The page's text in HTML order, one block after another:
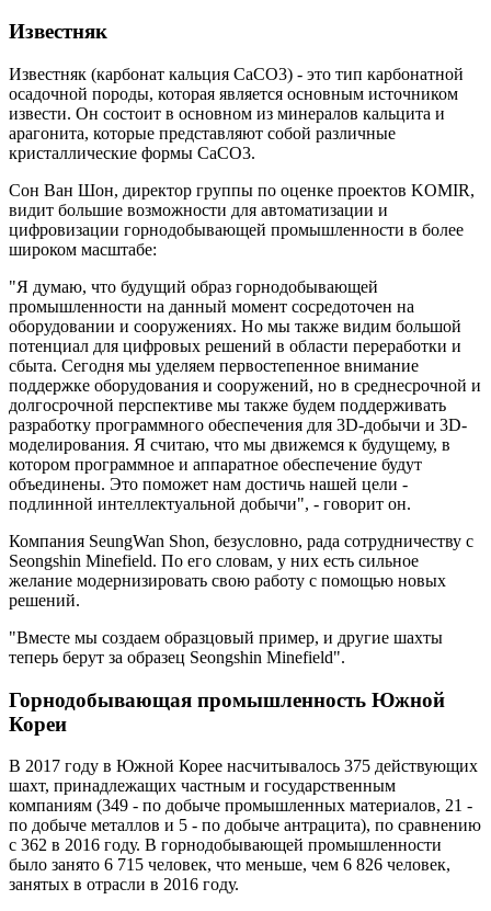
Известняк
Известняк (карбонат кальция CaCO3) - это тип карбонатной
осадочной породы, которая является основным источником
извести. Он состоит в основном из минералов кальцита и
арагонита, которые представляют собой различные
кристаллические формы CaCO3.
Сон Ван Шон, директор группы по оценке проектов KOMIR,
видит большие возможности для автоматизации и
цифровизации горнодобывающей промышленности в более
широком масштабе:
"Я думаю, что будущий образ горнодобывающей
промышленности на данный момент сосредоточен на
оборудовании и сооружениях. Но мы также видим большой
потенциал для цифровых решений в области переработки и
сбыта. Сегодня мы уделяем первостепенное внимание
поддержке оборудования и сооружений, но в среднесрочной и
долгосрочной перспективе мы также будем поддерживать
разработку программного обеспечения для 3D-добычи и 3D-
моделирования. Я считаю, что мы движемся к будущему, в
котором программное и аппаратное обеспечение будут
объединены. Это поможет нам достичь нашей цели -
подлинной интеллектуальной добычи", - говорит он.
Компания SeungWan Shon, безусловно, рада сотрудничеству с
Seongshin Minefield. По его словам, у них есть сильное
желание модернизировать свою работу с помощью новых
решений.
"Вместе мы создаем образцовый пример, и другие шахты
теперь берут за образец Seongshin Minefield".
Горнодобывающая промышленность Южной
Кореи
В 2017 году в Южной Корее насчитывалось 375 действующих
шахт, принадлежащих частным и государственным
компаниям (349 - по добыче промышленных материалов, 21 -
по добыче металлов и 5 - по добыче антрацита), по сравнению
с 362 в 2016 году. В горнодобывающей промышленности
было занято 6 715 человек, что меньше, чем 6 826 человек,
занятых в отрасли в 2016 году.